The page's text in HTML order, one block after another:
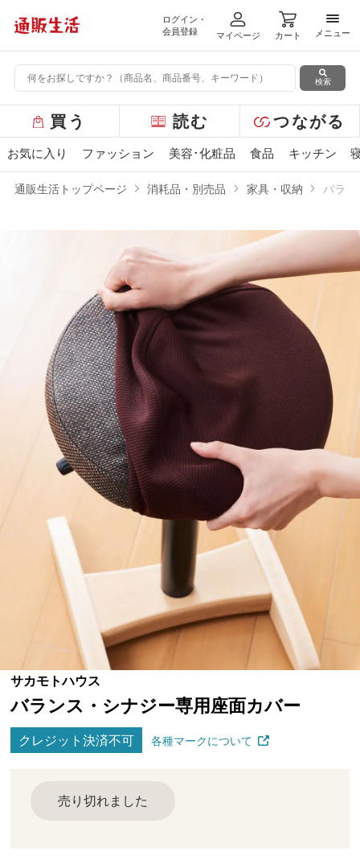
ログイン・
会員登録
マイページ カート
メニ
メニュー
検索
ー
バ
買う 読む つながる
お気に入り ファッション 美容･化粧品 食品 キッチン
通販生活トップページ 消耗品・別売品 家具・収納 バラ
サカモトハウス
バランス・シナジー専用座面カバー
クレジット決済不可 各種マークについて
売り切れました